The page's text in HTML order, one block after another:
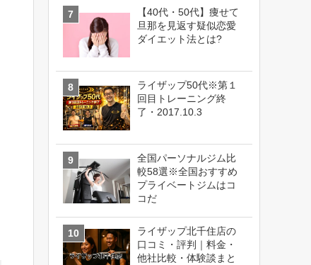
【40代・50代】痩せて
旦那を見返す疑似恋愛
ダイエット法とは?
ライザップ50代※第１
回目トレーニング終
了・2017.10.3
全国パーソナルジム比
較58選※全国おすすめ
プライベートジムはコ
コだ
ライザップ北千住店の
口コミ・評判｜料金・
他社比較・体験談まと